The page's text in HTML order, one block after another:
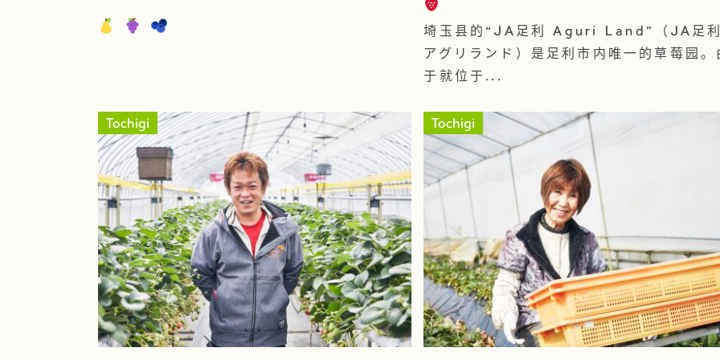
埼玉县的“JA足利 Aguri Land”（JA足
アグリランド）是足利市内唯一的草莓园。
于就位于...
Tochigi Tochigi